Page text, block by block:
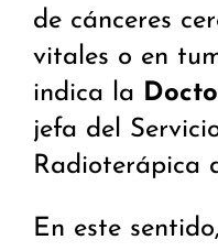
de cánceres
vitales o en
indica la
jefa del
Radioterápica
En este